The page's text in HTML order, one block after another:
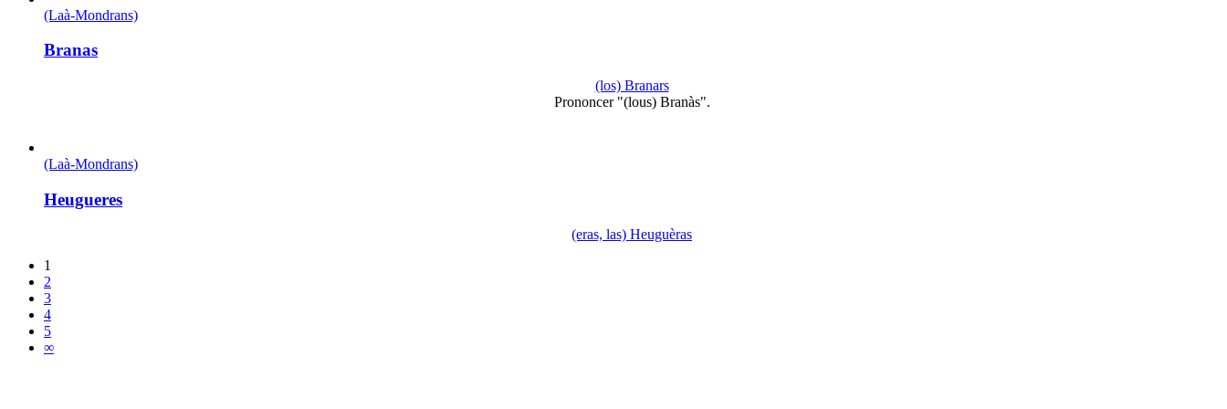
(Laà-Mondrans)
Branas
(los) Branars
Prononcer "(lous) Branàs".
(Laà-Mondrans)
Heugueres
(eras, las) Heuguèras
1
2
3
4
5
∞